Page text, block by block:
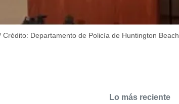
Departamento de Policía de Huntington Beach
Lo más reciente